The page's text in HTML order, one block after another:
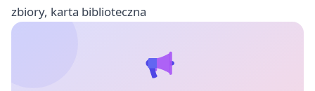
zbiory, karta biblioteczna